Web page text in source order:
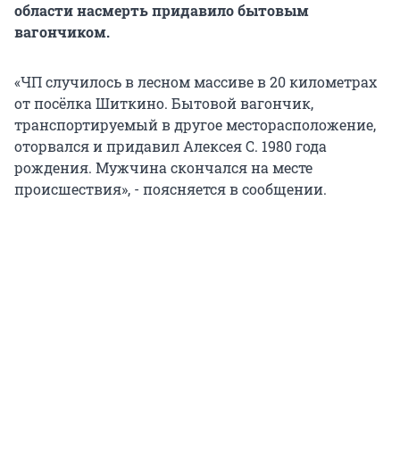
области насмерть придавило бытовым
вагончиком.
«ЧП случилось в лесном массиве в 20 километрах
от посёлка Шиткино. Бытовой вагончик,
транспортируемый в другое месторасположение,
оторвался и придавил Алексея С. 1980 года
рождения. Мужчина скончался на месте
происшествия», - поясняется в сообщении.